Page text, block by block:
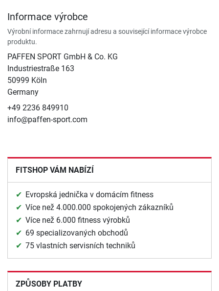
Informace výrobce
Výrobní informace zahrnují adresu a související informace výrobce
produktu.
PAFFEN SPORT GmbH & Co. KG
Industriestraße 163
50999 Köln
Germany
+49 2236 849910
info@paffen-sport.com
FITSHOP VÁM NABÍZÍ
Evropská jednička v domácím fitness
Více než 4.000.000 spokojených zákazníků
Více než 6.000 fitness výrobků
69 specializovaných obchodů
75 vlastních servisních techniků
ZPŮSOBY PLATBY